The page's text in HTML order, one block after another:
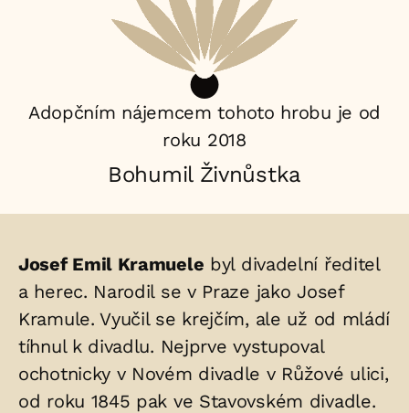
nájemce:
Adopčním nájemcem tohoto hrobu je od
roku 2018
Bohumil Živnůstka
Životopis
osoby/osob
uložených
v
hrobu:
Josef Emil Kramuele byl divadelní ředitel
a herec. Narodil se v Praze jako Josef
Kramule. Vyučil se krejčím, ale už od mládí
tíhnul k divadlu. Nejprve vystupoval
ochotnicky v Novém divadle v Růžové ulici,
od roku 1845 pak ve Stavovském divadle.